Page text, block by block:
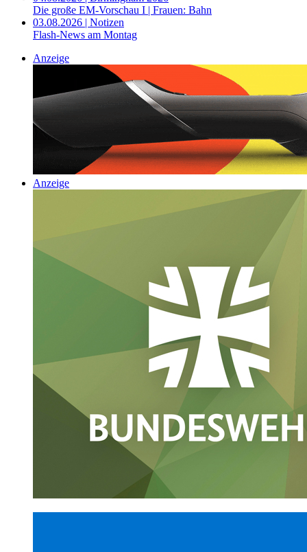
Die große EM-Vorschau I | Frauen: Bahn
03.08.2026 | Notizen
Flash-News am Montag
Anzeige
Anzeige